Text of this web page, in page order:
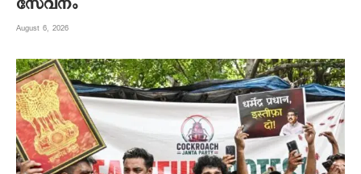
സേവനം
August 6, 2026